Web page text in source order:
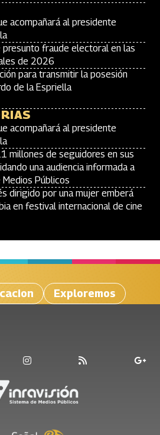
acompañará al presidente
fraude electoral en las
de 2026
para transmitir la posesión
de la Espriella
acompañará al presidente
millones de seguidores en sus
una audiencia informada a
Públicos
dirigido por una mujer emberá
en festival internacional de cine
Exploremos